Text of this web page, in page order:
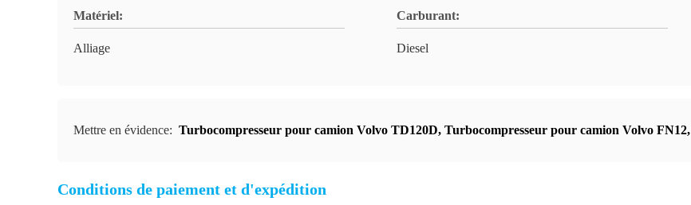
Matériel:
Alliage
Carburant:
Diesel
Mettre en évidence: Turbocompresseur pour camion Volvo TD120D, Turbocompresseur pour camion Volvo FN12,
Conditions de paiement et d'expédition